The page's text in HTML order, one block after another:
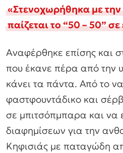
«Στενοχωρήθηκα με
παίζεται το “50 – 50”
Αναφέρθηκε επίσης και
που έκανε πέρα από την
κάνει τα πάντα. Από το
φαστφουντάδικο και
σε μπιτσόπμπαρα και να
διαφημίσεων για την
Κηφισιάς με παταγώδη